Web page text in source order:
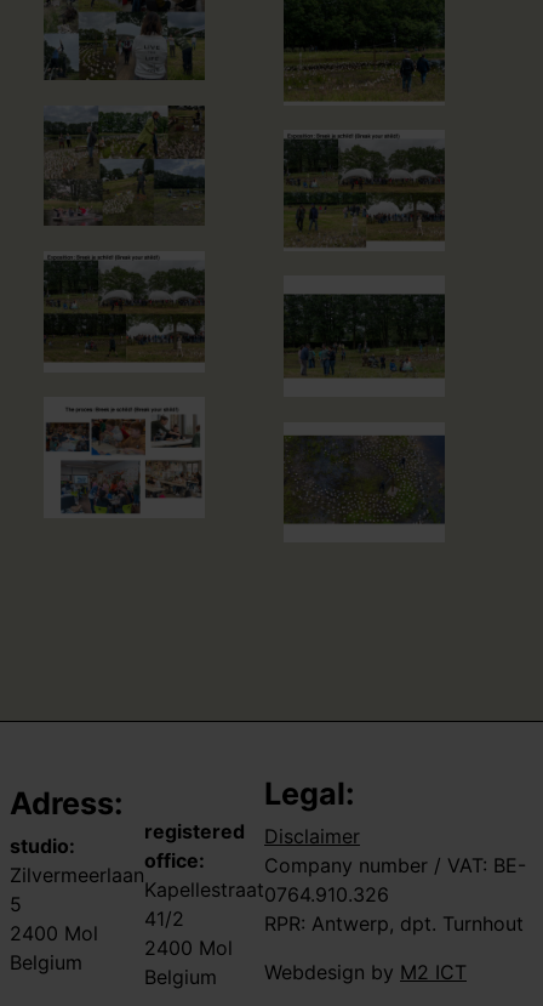
Adress:
studio:
Zilvermeerlaan
5
2400 Mol
Belgium
registered
office:
Kapellestraat
41/2
2400 Mol
Belgium
Legal:
Disclaimer
Company number / VAT: BE-
0764.910.326
RPR: Antwerp, dpt. Turnhout
Webdesign by M2 ICT